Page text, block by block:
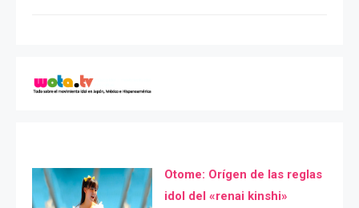
Otome: Orígen de las reglas
idol del «renai kinshi»